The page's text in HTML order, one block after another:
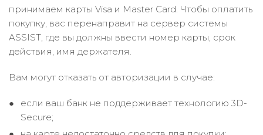
принимаем карты Visa и Master Card. Чтобы оплатить
покупку, вас перенаправит на сервер системы
ASSIST, где вы должны ввести номер карты, срок
действия, имя держателя.
Вам могут отказать от авторизации в случае:
если ваш банк не поддерживает технологию 3D-
Secure;